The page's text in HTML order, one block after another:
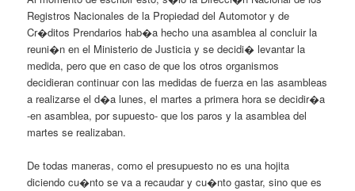
Registros Nacionales de la Propiedad del Automotor y de
Cr�ditos Prendarios hab�a hecho una asamblea al concluir la
reuni�n en el Ministerio de Justicia y se decidi� levantar la
medida, pero que en caso de que los otros organismos
decidieran continuar con las medidas de fuerza en las asambleas
a realizarse el d�a lunes, el martes a primera hora se decidir�a
-en asamblea, por supuesto- que los paros y la asamblea del
martes se realizaban.
De todas maneras, como el presupuesto no es una hojita
diciendo cu�nto se va a recaudar y cu�nto gastar, sino que es